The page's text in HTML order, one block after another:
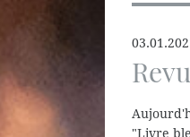
"Livre